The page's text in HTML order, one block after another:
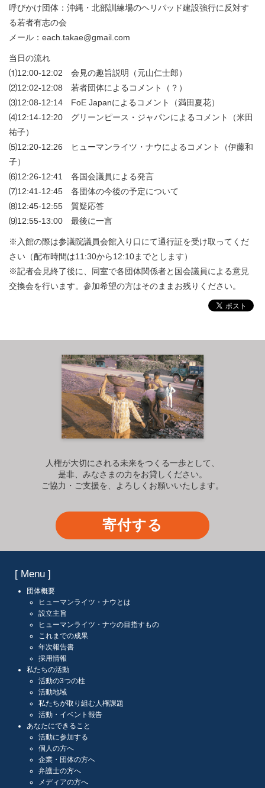
呼びかけ団体：沖縄・北部訓練場のヘリパッド建設強行に反対す
る若者有志の会
メール：each.takae@gmail.com
当日の流れ
⑴12:00-12:02 会見の趣旨説明（元山仁士郎）
⑵12:02-12:08 若者団体によるコメント（？）
⑶12:08-12:14 FoE Japanによるコメント（満田夏花）
⑷12:14-12:20 グリーンピース・ジャパンによるコメント（米田
祐子）
⑸12:20-12:26 ヒューマンライツ・ナウによるコメント（伊藤和
子）
⑹12:26-12:41 各国会議員による発言
⑺12:41-12:45 各団体の今後の予定について
⑻12:45-12:55 質疑応答
⑼12:55-13:00 最後に一言
※入館の際は参議院議員会館入り口にて通行証を受け取ってくだ
さい（配布時間は11:30から12:10までとします）
※記者会見終了後に、同室で各団体関係者と国会議員による意見
交換会を行います。参加希望の方はそのままお残りください。
人権が大切にされる未来をつくる一歩として、
是非、みなさまの力をお貸しください。
ご協力・ご支援を、よろしくお願いいたします。
寄付する
[ Menu ]
団体概要
ヒューマンライツ・ナウとは
設立主旨
ヒューマンライツ・ナウの目指すもの
これまでの成果
年次報告書
採用情報
私たちの活動
活動の3つの柱
活動地域
私たちが取り組む人権課題
活動・イベント報告
あなたにできること
活動に参加する
個人の方へ
企業・団体の方へ
弁護士の方へ
メディアの方へ